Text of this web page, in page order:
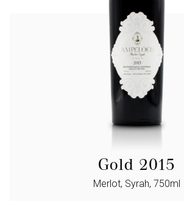
Gold 2015
Merlot, Syrah, 750ml